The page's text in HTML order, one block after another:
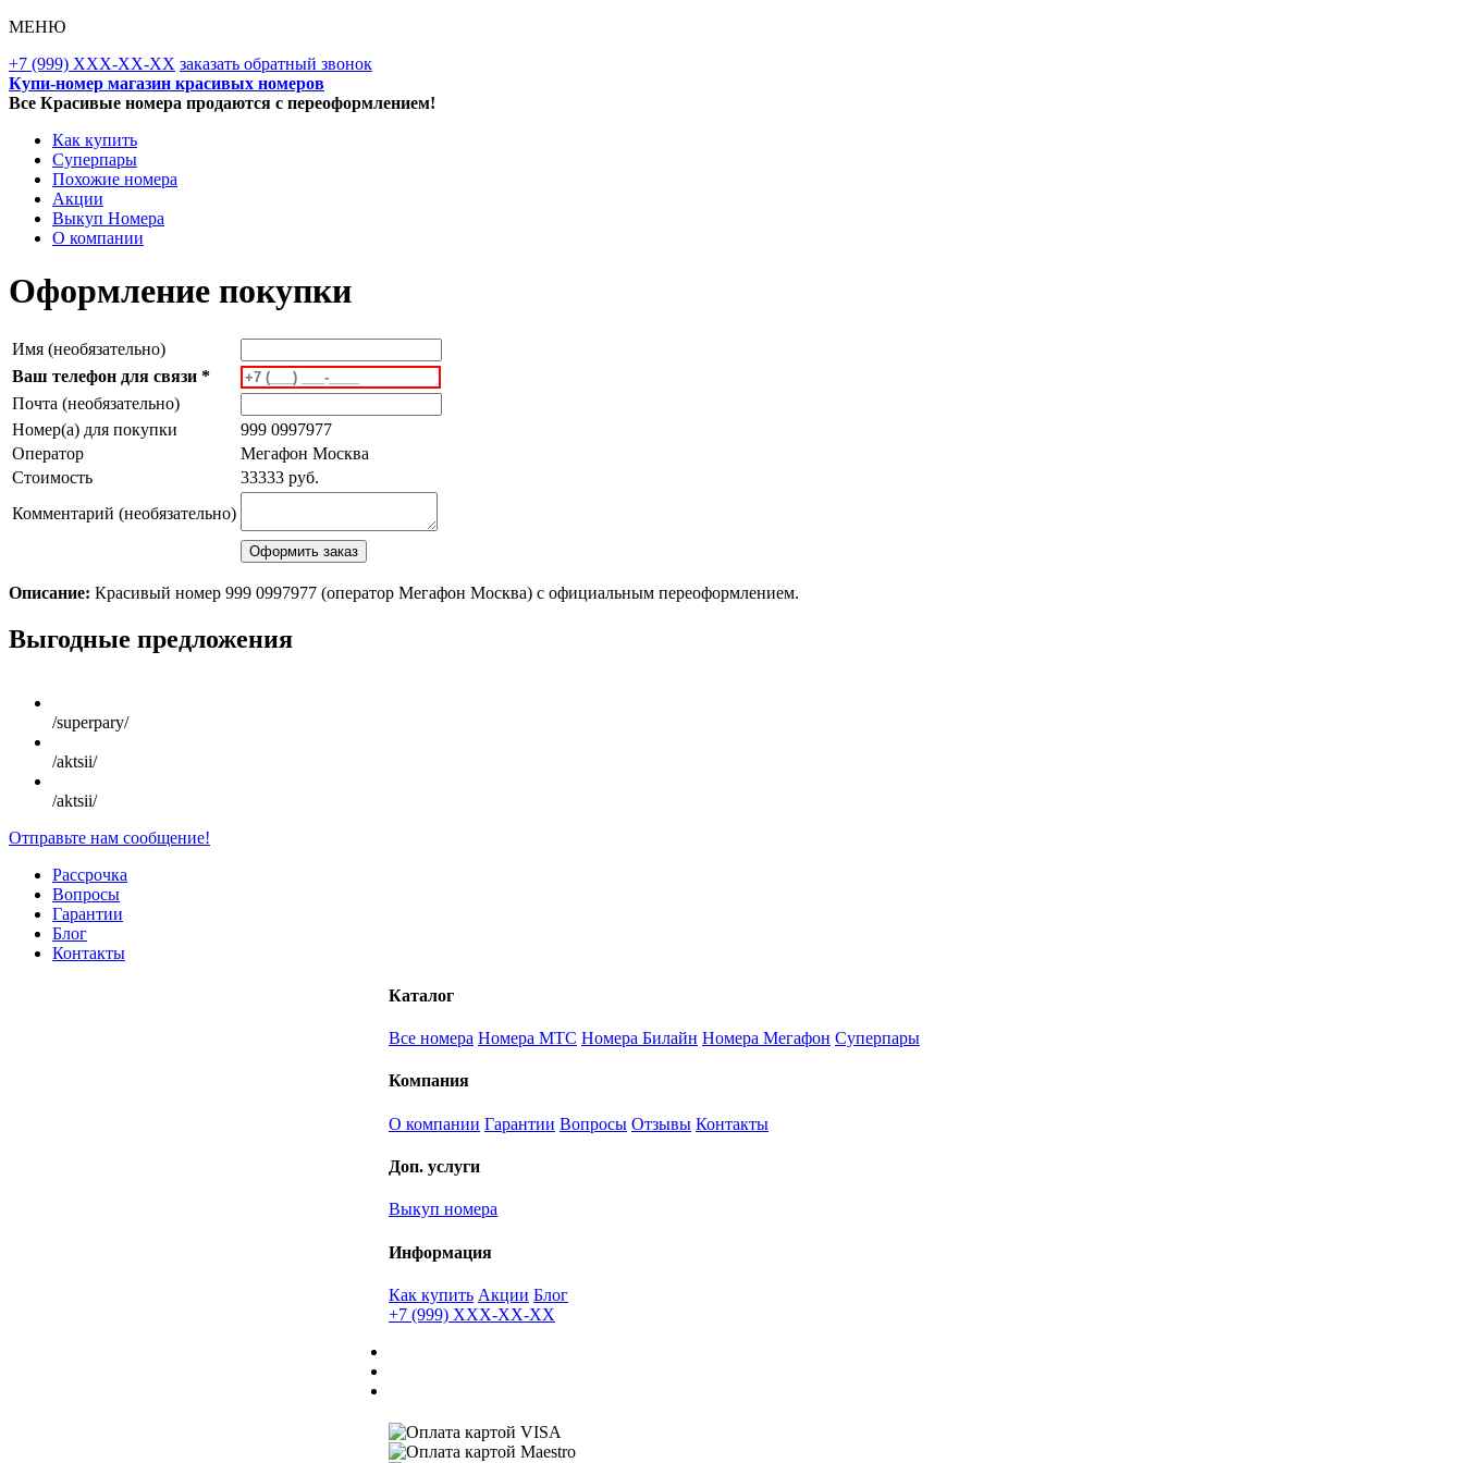
МЕНЮ
+7 (999) XXX-XX-XX заказать обратный звонок
Купи-номер магазин красивых номеров
Все Красивые номера продаются с переоформлением!
Как купить
Суперпары
Похожие номера
Акции
Выкуп Номера
О компании
Оформление покупки
Имя (необязательно)
Ваш телефон для связи *
Почта (необязательно)
Номер(а) для покупки
999 0997977
Оператор
Мегафон Москва
Стоимость
33333 руб.
Комментарий (необязательно)
Описание: Красивый номер 999 0997977 (оператор Мегафон Москва) с официальным переоформлением.
Scroll
Up
Выгодные предложения
/superpary/
/aktsii/
/aktsii/
Отправьте нам сообщение!
Рассрочка
Вопросы
Гарантии
Блог
Контакты
Каталог
Все номера Номера МТС Номера Билайн Номера Мегафон Суперпары
Компания
О компании Гарантии Вопросы Отзывы Контакты
Доп. услуги
Выкуп номера
Информация
Как купить Акции Блог
+7 (999) XXX-XX-XX